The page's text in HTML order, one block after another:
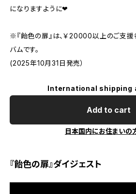
になりますように❤︎
※『飴色の扉』は、￥20000以上のご支
バムです。
(2025年10月31日発売）
International shipping
Add to cart
日本国内にお住まいの
『飴色の扉』ダイジェスト